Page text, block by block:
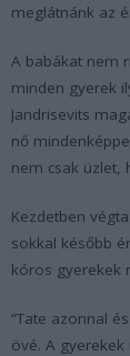
meglátnánk az
A babákat nem
minden gyerek
Jandrisevits
nő
nem csak üzlet,
Kezdetben
sokkal később
kóros gyerekek
“Tate azonnal
övé. A